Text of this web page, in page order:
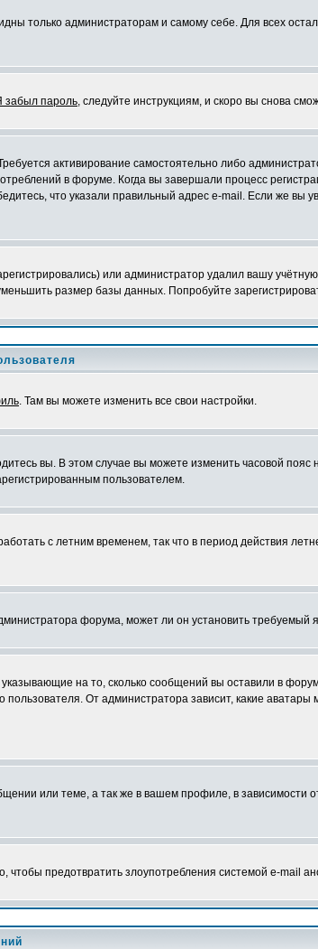
только администраторам и самому себе. Для всех
забыл пароль, следуйте инструкциям, и скоро вы снова
активирование самостоятельно либо
в форуме. Когда вы завершали процесс
что указали правильный адрес e-mail. Если же вы
или администратор удалил вашу
размер базы данных. Попробуйте
. Там вы можете изменить все свои настройки.
вы. В этом случае вы можете изменить часовой пояс
пользователем.
с летним временем, так что в период действия
форума, может ли он установить требуемый
на то, сколько сообщений вы оставили в
От администратора зависит, какие аватары
или теме, а так же в вашем профиле, в зависимости
чтобы предотвратить злоупотребления системой e-mail